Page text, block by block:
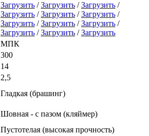
Загрузить /Загрузить /Загрузить /
Загрузить /Загрузить /Загрузить /
Загрузить /Загрузить /Загрузить /
Загрузить /Загрузить /Загрузить
МПК
300
14
2,5
Гладкая (брашинг)
Шовная - с пазом (кляймер)
Пустотелая (высокая прочность)